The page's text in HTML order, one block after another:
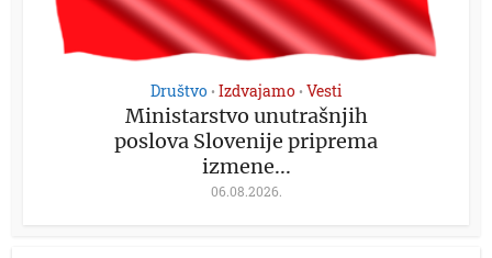
Društvo • Izdvajamo • Vesti
Ministarstvo unutrašnjih
poslova Slovenije priprema
izmene...
06.08.2026.